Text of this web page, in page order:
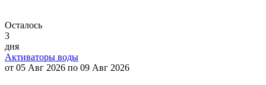
Осталось
3
дня
Активаторы воды
от 05 Авг 2026 по 09 Авг 2026